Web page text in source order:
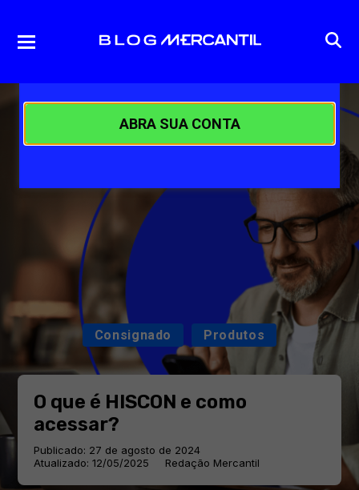
ABRA SUA CONTA
Consignado Produtos
O que é HISCON e como
acessar?
Publicado: 27 de agosto de 2024
Atualizado: 12/05/2025
Redação Mercantil